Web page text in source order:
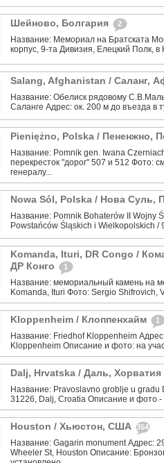
Шейново, Болгария 2
Название: Мемориал на Братската
корпус, 9-та Дивизия, Елецкий Полк,
Salang, Afghanistan / Саланг,
Название: Обелиск рядовому
Саланге Адрес: ок. 200 м до въезда в
Pieniężno, Polska / Пененжно,
Название: Pomnik gen. Iwana
перекресток "дорог" 507 и 512 Фото:
генералу...
Nowa Sól, Polska / Нова Суль,
Название: Pomnik Bohaterów II Wojny
Powstańców Śląskich i Wielkopolskich /
Komanda, Ituri, DR Congo /
ДР Конго
1
Название: мемориальный камень на
Komanda, Ituri Фото: Sergio
Kloppenheim / Клоппенхайм 1
Название: Friedhof Kloppenheim
Kloppenheim Описание и фото: на
Dalj, Hrvatska / Даль, Хорватия
Название: Pravoslavno groblje u
31226, Dalj, Croatia Описание и фото -
Houston / Хьюстон, США 354
Название: Gagarin monument Адрес:
Wheeler St, Houston Описание: